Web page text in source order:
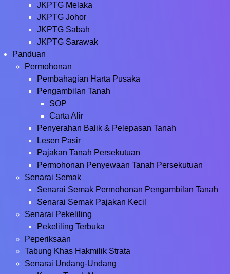
JKPTG Melaka
JKPTG Johor
JKPTG Sabah
JKPTG Sarawak
Panduan
Permohonan
Pembahagian Harta Pusaka
Pengambilan Tanah
SOP
Carta Alir
Penyerahan Balik & Pelepasan Tanah
Lesen Pasir
Pajakan Tanah Persekutuan
Permohonan Penyewaan Tanah Persekutuan
Senarai Semak
Senarai Semak Permohonan Pengambilan Tanah
Senarai Semak Pajakan Kecil
Senarai Pekeliling
Pekeliling Terbuka
Peperiksaan
Tabung Khas Hakmilik Strata
Senarai Undang-Undang